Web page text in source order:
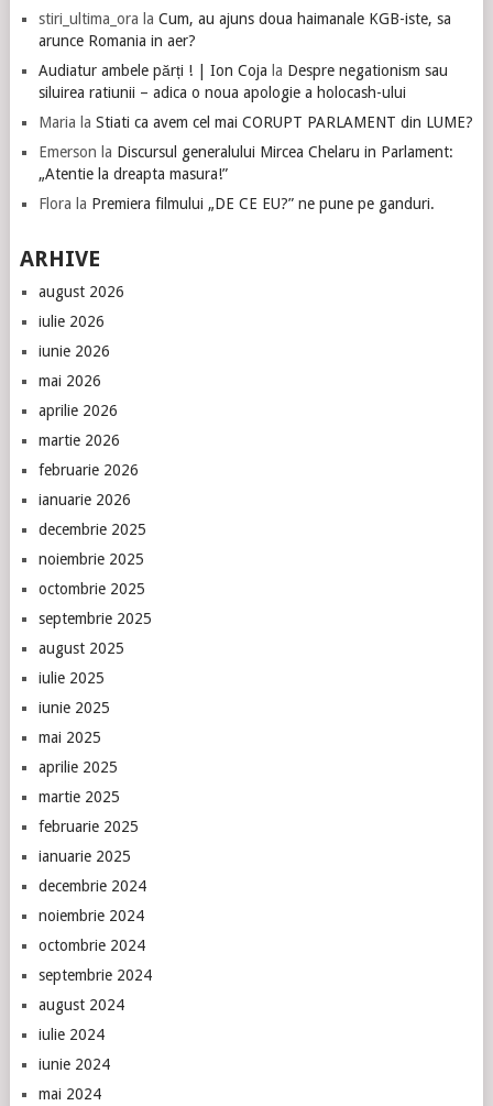
stiri_ultima_ora la Cum, au ajuns doua haimanale KGB-iste, sa
arunce Romania in aer?
Audiatur ambele părți ! | Ion Coja la Despre negationism sau
siluirea ratiunii – adica o noua apologie a holocash-ului
Maria la Stiati ca avem cel mai CORUPT PARLAMENT din LUME?
Emerson la Discursul generalului Mircea Chelaru in Parlament:
„Atentie la dreapta masura!”
Flora la Premiera filmului „DE CE EU?” ne pune pe ganduri.
ARHIVE
august 2026
iulie 2026
iunie 2026
mai 2026
aprilie 2026
martie 2026
februarie 2026
ianuarie 2026
decembrie 2025
noiembrie 2025
octombrie 2025
septembrie 2025
august 2025
iulie 2025
iunie 2025
mai 2025
aprilie 2025
martie 2025
februarie 2025
ianuarie 2025
decembrie 2024
noiembrie 2024
octombrie 2024
septembrie 2024
august 2024
iulie 2024
iunie 2024
mai 2024